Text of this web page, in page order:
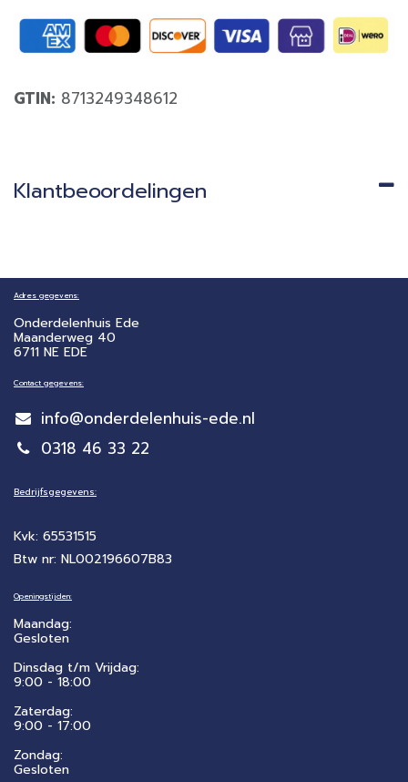
GTIN: 8713249348612
Klantbeoordelingen
Adres gegevens:
Onderdelenhuis Ede
Maanderweg 40
6711 NE EDE
Contact gegevens:
info@onderdelenhuis-ede.nl
0318 46 33 22
Bedrijfsgegevens:
Kvk: 65531515
Btw nr: NL002196607B83
Openingstijden:
Maandag:
Gesloten
Dinsdag t/m Vrijdag:
9:00 - 18:00
Zaterdag:
​9:00 - 17:00
Zondag:
Gesloten